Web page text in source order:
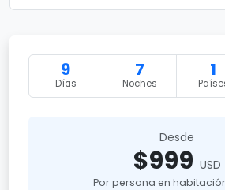
9
Días
7
Noches
1
Desde
$999 USD
Por persona en